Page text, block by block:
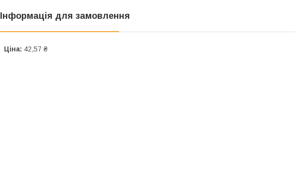
Інформація для замовлення
Ціна: 42,57 ₴